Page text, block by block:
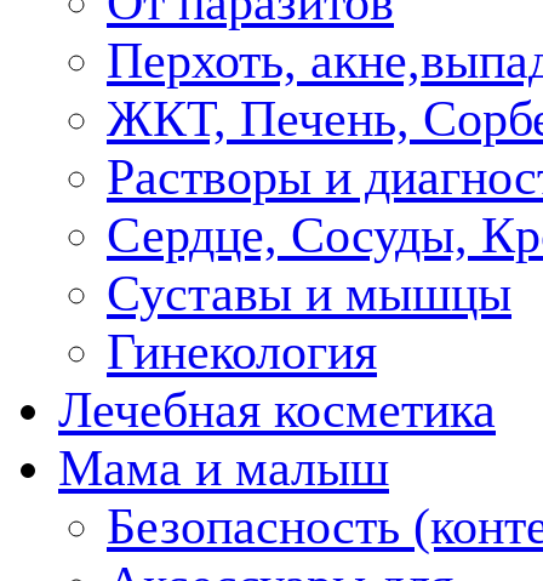
Перхоть,
ЖКТ, Печень,
Растворы и
Сердце, Сосуды,
Суставы и мышцы
Гинекология
Лечебная косметика
Мама и малыш
Безопасность